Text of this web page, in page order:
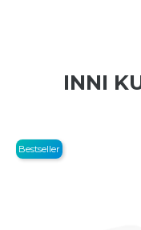
INNI
Bestseller